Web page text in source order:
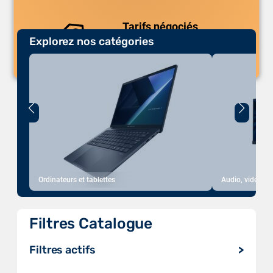
Explorez nos catégories
Ordinateurs et tablettes Audio, vidéo,
Filtres Catalogue
Filtres actifs
Tarifs négociés
Des prix compétitifs adaptés aux